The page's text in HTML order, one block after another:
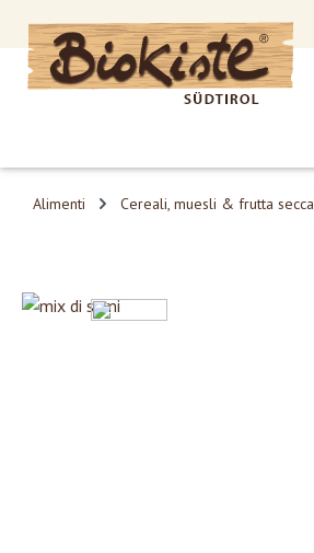
al contenuto principale
Salta alla ricerca
Passa alla navigazione principale
Alimenti Cereali, muesli & frutta secca
Salta la galleria di immagini